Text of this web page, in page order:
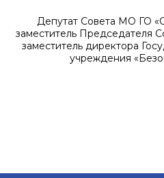
Депутат Совета МО ГО
заместитель Председателя
заместитель директора
учреждения